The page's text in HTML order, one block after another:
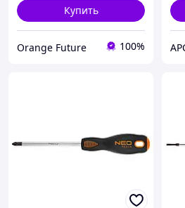
Купить
Orange Future 100%